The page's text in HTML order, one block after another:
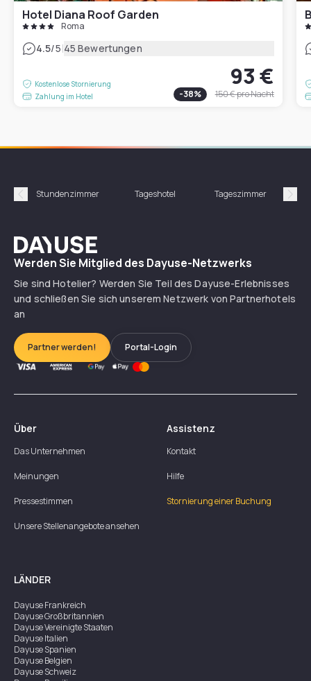
Hotel Diana Roof Garden
Roma
4.5/5|45 Bewertungen
Kostenlose Stornierung
Zahlung im Hotel
93 €
-38% 150 €pro Nacht
Précédent
Stundenzimmer Tageshotel Tageszimmer
Dayuse
Werden Sie Mitglied des Dayuse-Netzwerks
Sie sind Hotelier? Werden Sie Teil des Dayuse-Erlebnisses
und schließen Sie sich unserem Netzwerk von Partnerhotels
an
Partner werden! Portal-Login
Über
Das Unternehmen
Meinungen
Pressestimmen
Unsere Stellenangebote ansehen
Assistenz
Kontakt
Hilfe
Stornierung einer Buchung
LÄNDER
DayuseFrankreich
DayuseGroßbritannien
DayuseVereinigte Staaten
DayuseItalien
DayuseSpanien
DayuseBelgien
DayuseSchweiz